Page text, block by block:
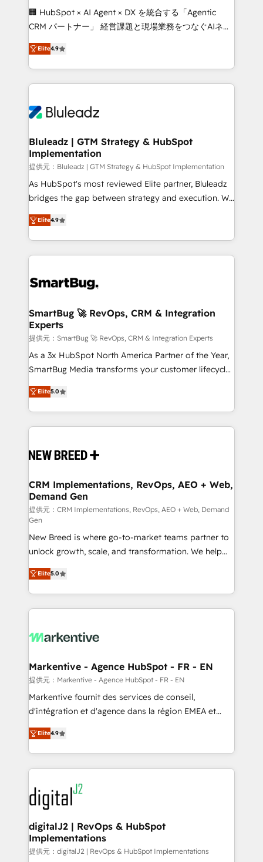
around your business, not a template. ➤ Migration:
Move from any legacy CRM. Zero downtime, full data
run your revenue process. Sales, marketing, and
service wired together. ➤ AI and Integrations: Layer
tune-ups, feature rollouts, adoption coaching. Buying
HubSpot, switching to it, or reviving a stale portal?
🏢 HubSpot × AI Agent × DX を統合する「Agentic
CRM パートナー」 経営課題と現場業務をつなぐAIネイ
ティブ・エージェンシーとして、HubSpot Eliteの実装
力で顧客フロント業務を再設計します。 💡 100inc は何
をする会社か？ HubSpotを共通基盤に、AIエージェン
トを組み込んだ顧客フロント業務（マーケティング・営
ィブ・エージェンシーです。事業部・グループ会社・部
を、CRMを軸とした全社共通基盤に再構築します。意
思決定者・PMO・現場担当者に並走します。 1️⃣
HubSpot導入・活用支援 顧客データの一元化から、
GTMの見える化・自動化まで。全Hub統合運用、デー
タ品質設計、グループ横断のCRM統合に対応します。
の一部をAIが自律実行する組織への移行を設計・実装。
Breeze・Claude等をHubSpotと連携させ、役割定義・
革を、構想から実装・定着までPMOとして主導。「設
の統合・浸透・変革管理を実行します。 ▸ CMS戦略設
計・構築：リード獲得・CVR・SEOを前提にした情報設
計・導線設計・テンプレート設計をContent Hubで一体
提供。 ▸ 既存CRM・MAからの移行支援：Salesforce・
Marketo・Pardot等からの移行、カスタム設計、履歴
Perplexity等のAI検索からの流入・引用を前提にコンテ
ンツとサイト構造を最適化。 🏆 なぜ100incを選ぶの
ISO9001:2015 取得 ✓ 400社以上の導入実績 ✓
HubSpot大百科 出版 CRM・AI活用に関するご相談、現
せください。
Elite4.9
Bluleadz | GTM Strategy & HubSpot
Implementation
提供元：Bluleadz | GTM Strategy & HubSpot Implementation
As HubSpot's most reviewed Elite partner, Bluleadz
bridges the gap between strategy and execution. We
don't just "set up tools" — we install the GTM
Operating System (GTM OS) to align your leadership
and engineer a portal that drives predictable
revenue velocity. 🚀 GTM Strategy & Alignment
stalling growth. Fix your ICP, Math, and Story to stop
Scalable Architecture: Zero-technical-debt setup
across all Hubs, validated by our 7 HubSpot
Accreditations. AI-Powered RevOps: Breeze AI,
custom AI agents, and high-integrity migrations for
total reporting clarity. Security & Compliance: SOC 2
security. 🏆 Why Bluleadz? GTM OS Partner | 16+
Years Experience | 1,000+ Five-Star Reviews
Elite4.9
SmartBug 🚀 RevOps, CRM & Integration
Experts
提供元：SmartBug 🚀 RevOps, CRM & Integration Experts
As a 3x HubSpot North America Partner of the Year,
SmartBug Media transforms your customer lifecycle
into a revenue engine. Our unified ecosystem
includes specialized divisions Globalia (AI &
Software) and Point Success Media (Paid Media),
making this the official home for all three brands. 🔄
and system integrations powered by Globalia’s
trainers to drive platform adoption. 📈 Revenue
Generation - Full-funnel marketing and high-
performance advertising via Point Success Media. -
Expert deployment of Breeze AI and custom agents
to automate growth. 🏆 Elite Excellence - 8 platform
accreditations and deep HIPAA-compliance
expertise. - A team of 250+ experts dedicated to
your resilient growth.
Elite5.0
CRM Implementations, RevOps, AEO + Web,
Demand Gen
提供元：CRM Implementations, RevOps, AEO + Web, Demand
Gen
New Breed is where go-to-market teams partner to
unlock growth, scale, and transformation. We help
companies activate HubSpot’s AI-powered
customer platform and operationalize HubSpot’s
Loop Marketing framework through expert-led
services, smart agents, and purpose-built apps,
results, fast. ⚙️CRM & RevOps: Align all Hubs to your
🎯Demand Gen & ABM: Drive pipeline with inbound,
ABM, AEO, SEO, & paid media. 👩‍💻Web Design:
Build high-performing websites with UX, messaging,
& conversion strategy that drive results. 🤖AI
AI, & maximize AEO with tailored AI services. 🧩
Integrations: Extend HubSpot with custom
Elite5.0
Markentive - Agence HubSpot - FR - EN
提供元：Markentive - Agence HubSpot - FR - EN
Markentive fournit des services de conseil,
d'intégration et d'agence dans la région EMEA et
North America. Avec plus de 115 experts en
marketing automation, Growth, Revops, CRM et
webdesign. Markentive is both a consulting firm, a
digital agency and an integrator. With over 115
experts in marketing automation, growth, revops,
CRM and webdesign (We focus on EMEA - USA
customers).
Elite4.9
digitalJ2 | RevOps & HubSpot
Implementations
提供元：digitalJ2 | RevOps & HubSpot Implementations